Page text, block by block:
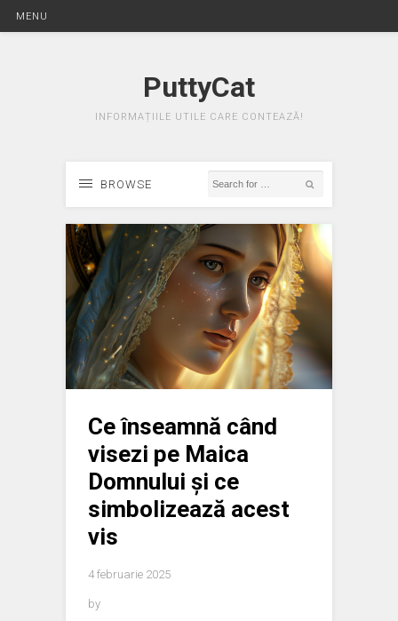
MENU
PuttyCat
INFORMAȚIILE UTILE CARE CONTEAZĂ!
BROWSE
Ce înseamnă când
visezi pe Maica
Domnului și ce
simbolizează acest
vis
4 februarie 2025
by